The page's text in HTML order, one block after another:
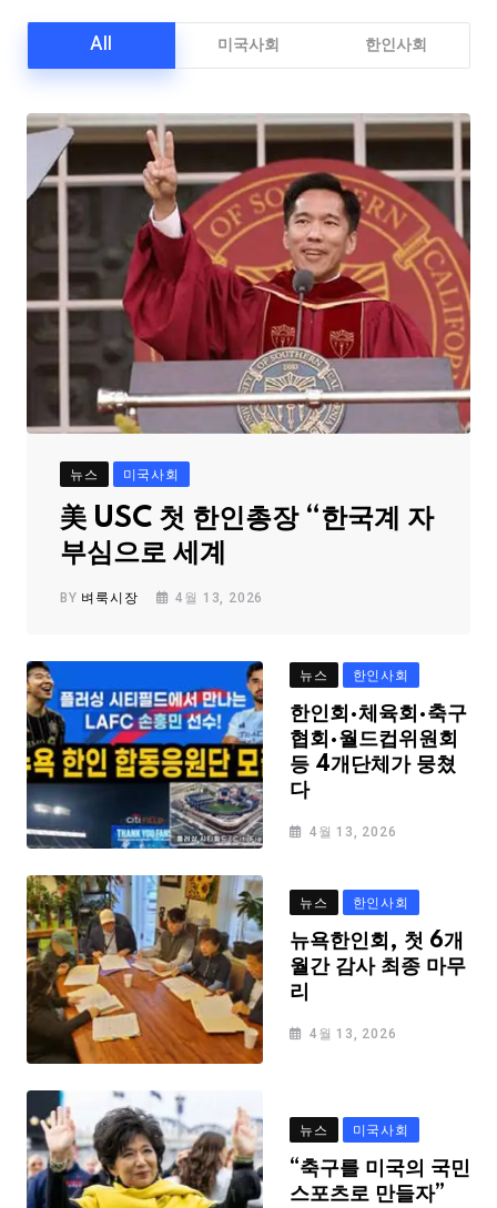
All 미국사회 한인사회
뉴스 미국사회
美 USC 첫 한인총장 “한국계 자
부심으로 세계
BY 벼룩시장 4월 13, 2026
뉴스 한인사회
한인회·체육회·축구
협회·월드컵위원회
등 4개단체가 뭉쳤
다
4월 13, 2026
뉴스 한인사회
뉴욕한인회, 첫 6개
월간 감사 최종 마무
리
4월 13, 2026
뉴스 미국사회
“축구를 미국의 국민
스포츠로 만들자”